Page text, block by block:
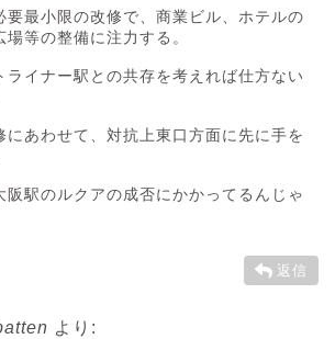
要最小限の改修で、商業ビル、ホテルの
等の整備に注力する。
ライナー駅との共存を考えれば仕方ない
にあわせて、対抗上東口方面に先に手を
阪駅のルクアの成否にかかってるんじゃ
返信
より: